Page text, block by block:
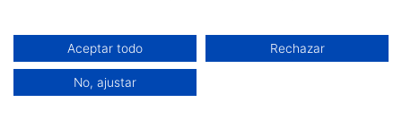
Blog
Recursos
Contacte
Aceptar todo Rechazar
No, ajustar